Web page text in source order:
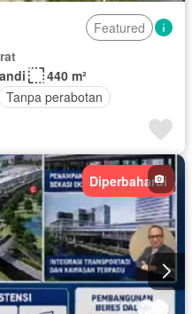
Featured
440 m²
Tanpa perabotan
Diperbaharui